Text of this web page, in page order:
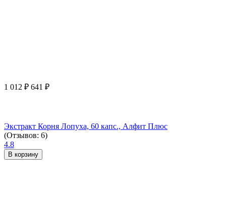
1 012 ₽ 641 ₽
Экстракт Корня Лопуха, 60 капс., Алфит Плюс
(Отзывов: 6)
4.8
В корзину